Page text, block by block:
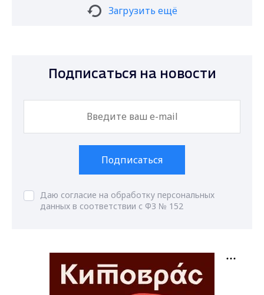
Загрузить ещё
Подписаться на новости
Подписаться
Даю согласие на обработку персональных
данных в соответствии с ФЗ № 152